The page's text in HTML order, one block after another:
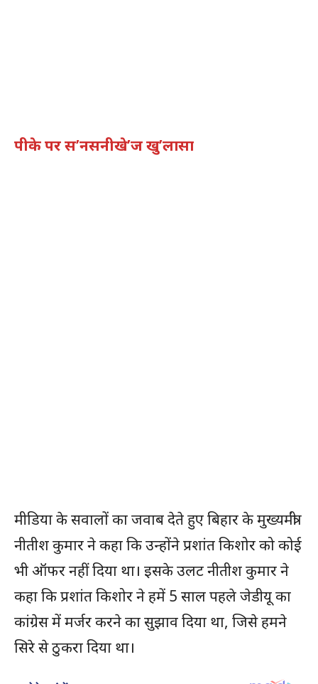
पीके पर स’नसनीखे’ज खु’लासा
मीडिया के सवालों का जवाब देते हुए बिहार के मुख्यमंत्री
नीतीश कुमार ने कहा कि उन्होंने प्रशांत किशोर को कोई
भी ऑफर नहीं दिया था। इसके उलट नीतीश कुमार ने
कहा कि प्रशांत किशोर ने हमें 5 साल पहले जेडीयू का
कांग्रेस में मर्जर करने का सुझाव दिया था, जिसे हमने
सिरे से ठुकरा दिया था।